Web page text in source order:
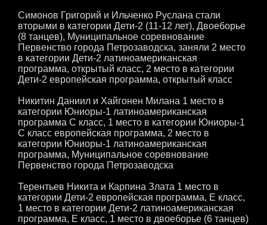
Симонов Григорий и Ильченко Руслана стали
вторыми в категории Дети-2 (11-12 лет), Двоеборье
(8 танцев), Муниципальное соревнование
Первенство города Петрозаводска, заняли 2 место
в категории Дети-2 латиноамериканская
программа, открытый класс, 2 место в категории
Дети-2 европейская программа, открытый класс
Никитин Даниил и Хайгонен Милана 1 место в
категории Юниоры-1 латиноамериканская
программа С класс, 1 место в категории Юниоры-1
С класс европейская программа, 2 место в
категории Юниоры-1 латиноамериканская
программа, Муниципальное соревнование
Первенство города Петрозаводска
Терентьев Никита и Карпина Злата 1 место в
категории Дети-2 европейская программа, Е класс,
1 место в категории Дети-2 латиноамериканская
программа, Е класс, 1 место в двоеборье (6 танцев)